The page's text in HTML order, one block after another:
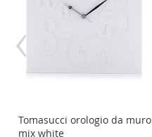
Tomasucci orologio da muro
mix white
‹